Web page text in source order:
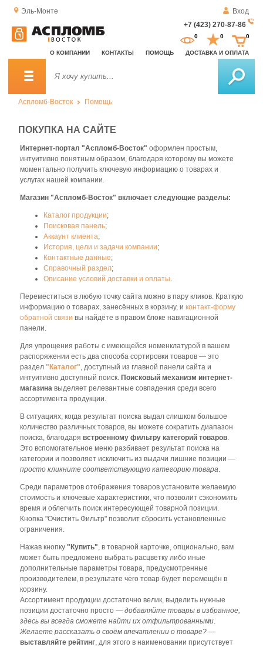
Эль-Монте
Вход
+7 (423) 270-87-86
О КОМПАНИИ КОНТАКТЫ ПОМОЩЬ ДОСТАВКА И ОПЛАТА
0 0 0
Аспломб-Восток Помощь
ПОКУПКА НА САЙТЕ
Интернет-портал "Аспломб-Восток" оформлен простым,
интуитивно понятным образом, благодаря которому вы можете
моментально получить ключевую информацию о товарах и
услугах нашей компании.
Магазин "Аспломб-Восток" включает следующие разделы:
Каталог продукции;
Поисковая панель;
Аккаунт клиента;
История, цели и задачи компании;
Контактные данные;
Справочный раздел;
Описание условий доставки и оплаты
Переместиться в любую точку сайта можно в пару кликов. Краткую
информацию о товарах, занесённых в корзину, и контакт-форму
обратной связи вы найдёте в правом блоке навигационной
панели.
Для упрощения работы с имеющейся номенклатурой в вашем
распоряжении есть два способа сортировки товаров — это
раздел "Каталог" , доступный из главной панели сайта и
интуитивно доступный поиск. Поисковый механизм интернет-
магазина выделяет релевантные совпадения среди всего
ассортимента продукции.
В ситуациях, когда результат поиска выдал слишком большое
количество различных товаров, вы можете сократить диапазон
поиска, благодаря встроенному фильтру категорий товаров
Это вспомогательное меню разбивает результат поиска на
категории и позволяет исключить из выдачи лишние позиции —
просто кликните соответствующую категорию товара
Среди параметров отображения товаров установите желаемую
стоимость и ключевые характеристики, что позволит сэкономить
время и облегчить поиск интересующей товарной позиции.
Кнопка "Очистить Фильтр" позволит сбросить установленные
ограничения.
Нажав кнопку "Купить" , в товарной карточке, опционально, вам
может быть предложено выбрать расцветку либо иные
дополнительные параметры товара, предусмотренные
производителем, в результате чего товар будет перемещён в
корзину.
Ассортимент продукции достаточно велик, выделить нужные
позиции достаточно просто — добавляйте товары в избранное,
здесь вы всегда сможете найти их отфильтрованными
Желаете рассказать о своём впечатлении о товаре? —
выставляйте рейтинг , для этого в наименовании присутствует